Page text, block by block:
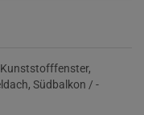
Kunststofffenster
Südbalkon / -